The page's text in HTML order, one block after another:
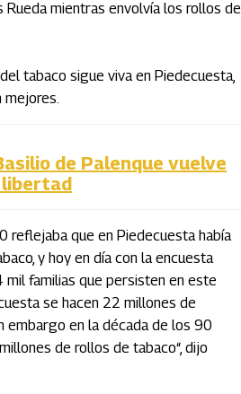
Rueda mientras envolvía los rollos de
tabaco sigue viva en Piedecuesta,
mejores.
de Palenque vuelve
libertad
reflejaba que en Piedecuesta había
y hoy en día con la encuesta
mil familias que persisten en este
se hacen 22 millones de
embargo en la década de los 90
de rollos de tabaco“, dijo